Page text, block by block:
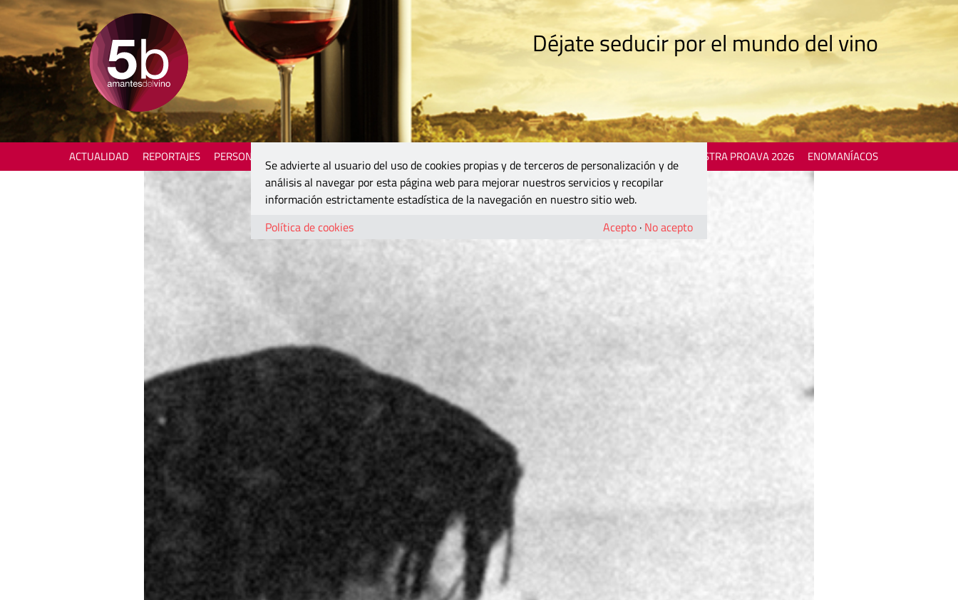
Déjate seducir por el mundo del vino
ACTUALIDAD REPORTAJES PERSONAJES MOSTRA PROAVA 2026 ENOMANÍACOS
Se advierte al usuario del uso de cookies propias y de terceros de personalización y de
análisis al navegar por esta página web para mejorar nuestros servicios y recopilar
información estrictamente estadística de la navegación en nuestro sitio web.
Política de cookies
Acepto · No acepto